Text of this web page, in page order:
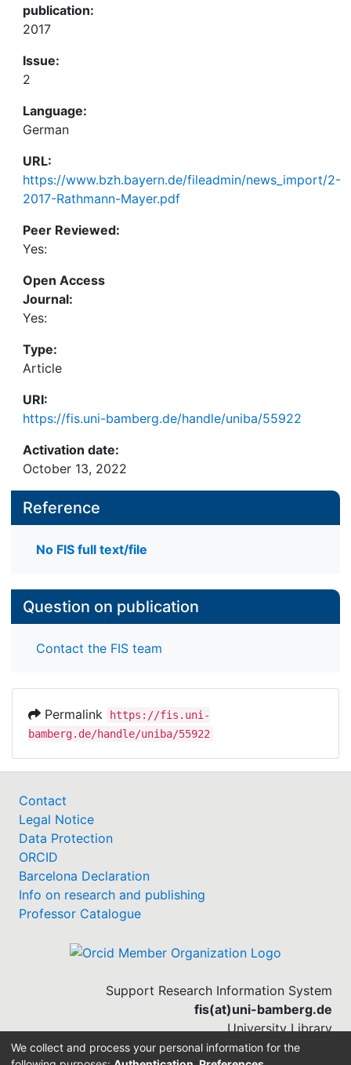
publication:
2017
Issue:
2
Language:
German
URL:
https://www.bzh.bayern.de/fileadmin/news_import/2-
2017-Rathmann-Mayer.pdf
Peer Reviewed:
Yes:
Open Access
Journal:
Yes:
Type:
Article
URI:
https://fis.uni-bamberg.de/handle/uniba/55922
Activation date:
October 13, 2022
Reference
No FIS full text/file
Question on publication
Contact the FIS team
Permalink
https://fis.uni-
bamberg.de/handle/uniba/55922
Contact
Legal Notice
Data Protection
ORCID
Barcelona Declaration
Info on research and publishing
Professor Catalogue
Support Research Information System
fis(at)uni-bamberg.de
University Library
(0951) 863-1568
We collect and process your personal information for the